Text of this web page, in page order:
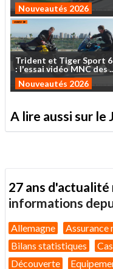
Nouveautés 2026
Trident et TigerSport
: l'essaividéoMNCdes
Nouveautés 2026
A lire aussi sur le
27 ans d'actualité
informations
Allemagne Assurance
Bilans statistiques
Découverte